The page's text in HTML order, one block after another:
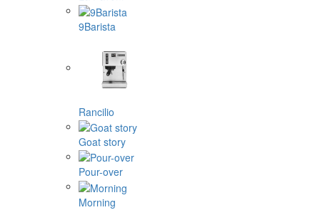
9Barista
Rancilio
Goat story
Pour-over
Morning